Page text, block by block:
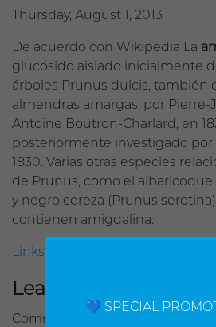
Thursday, August 1, 2013
De acuerdo con Wikipedia La
glucósido aislado inicialmente
árboles Prunus dulcis, también
almendras amargas, por
Antoine Boutron-Charlard, en
posteriormente investigado por
1830. Varias otras especies
de Prunus, como el
y negro cereza (Prunus
contienen amigdalina.
Links
Leave your comment
Comment
💙 SPECIAL